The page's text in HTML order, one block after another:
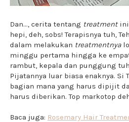
Dan..., cerita tentang treatment
hepi, deh, sobs! Terapisnya tuh,
dalam melakukan treatmentnya
minggu pertama hingga ke
rambut, kepala dan punggung tuh
Pijatannya luar biasa enaknya. Si
bagian mana yang harus dipijit
harus diberikan. Top markotop
Baca juga: Rosemary Hair